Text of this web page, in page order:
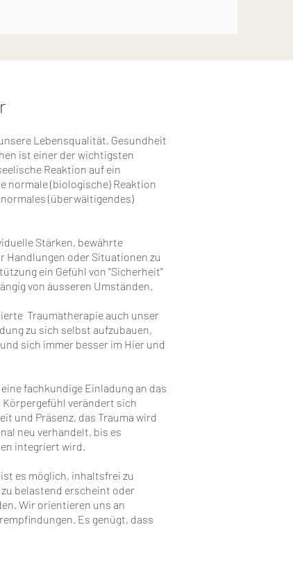
Lebensqualität, Gesundheit
ist einer der wichtigsten
Reaktion auf ein
normale (biologische) Reaktion
(überwältigendes)
Stärken, bewährte
Handlungen oder Situationen zu
ein Gefühl von "Sicherheit"
von äusseren Umständen.
Traumatherapie auch unser
zu sich selbst aufzubauen,
sich immer besser im Hier und
fachkundige Einladung an das
verändert sich
und Präsenz, das Trauma wird
neu verhandelt, bis es
integriert wird.
es möglich, inhaltsfrei zu
belastend erscheint oder
Wir orientieren uns an
Es genügt, dass